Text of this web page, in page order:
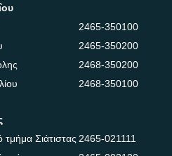
2465-350100
2465-350200
2468-350200
2468-350100
τμήμα Σιάτιστας2465-021111